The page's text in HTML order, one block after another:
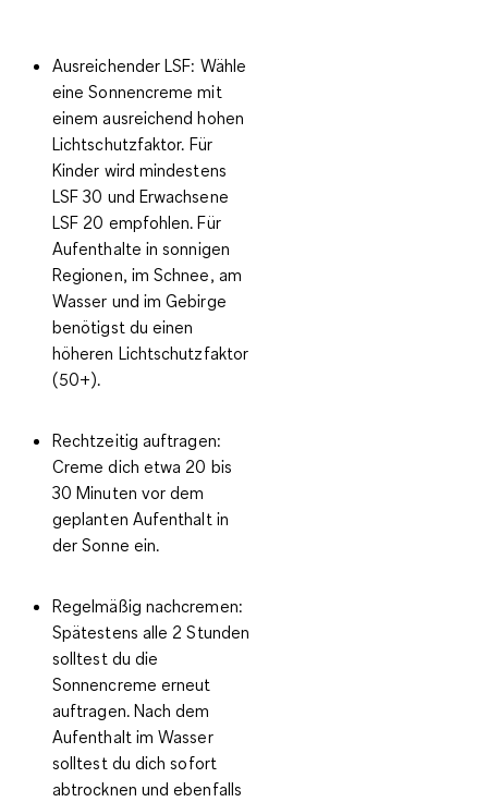
Ausreichender LSF: Wähle
eine Sonnencreme mit
einem ausreichend hohen
Lichtschutzfaktor. Für
Kinder wird mindestens
LSF 30 und Erwachsene
LSF 20 empfohlen. Für
Aufenthalte in sonnigen
Regionen, im Schnee, am
Wasser und im Gebirge
benötigst du einen
höheren Lichtschutzfaktor
(50+).
Rechtzeitig auftragen:
Creme dich etwa 20 bis
30 Minuten vor dem
geplanten Aufenthalt in
der Sonne ein.
Regelmäßig nachcremen:
Spätestens alle 2 Stunden
solltest du die
Sonnencreme erneut
auftragen. Nach dem
Aufenthalt im Wasser
solltest du dich sofort
abtrocknen und ebenfalls